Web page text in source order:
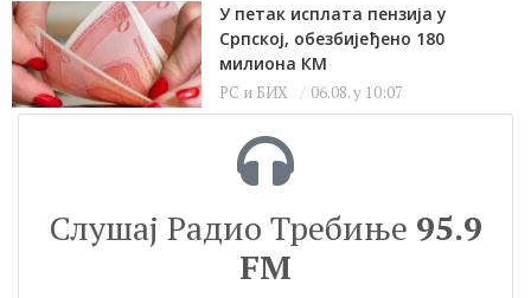
У петак исплата пензија у
Српској, обезбијеђено 180
милиона КМ
РС и БИХ 06.08. у 10:07
Слушај Радио Требиње 95.9
FM